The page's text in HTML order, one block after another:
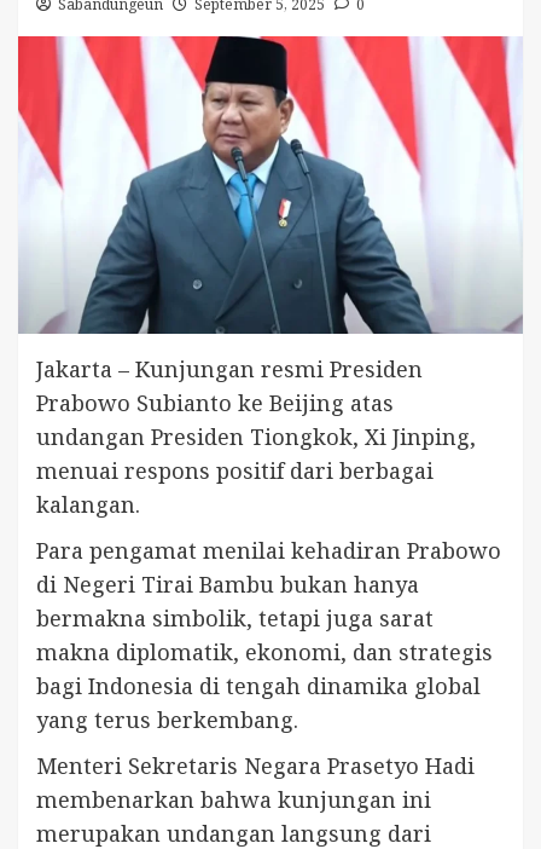
Sabandungeun September 5, 2025 0
Jakarta – Kunjungan resmi Presiden
Prabowo Subianto ke Beijing atas
undangan Presiden Tiongkok, Xi Jinping,
menuai respons positif dari berbagai
kalangan.
Para pengamat menilai kehadiran Prabowo
di Negeri Tirai Bambu bukan hanya
bermakna simbolik, tetapi juga sarat
makna diplomatik, ekonomi, dan strategis
bagi Indonesia di tengah dinamika global
yang terus berkembang.
Menteri Sekretaris Negara Prasetyo Hadi
membenarkan bahwa kunjungan ini
merupakan undangan langsung dari